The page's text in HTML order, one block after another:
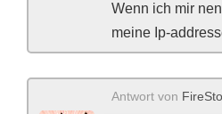
Wenn ich mir
meine Ip-
Antwort von